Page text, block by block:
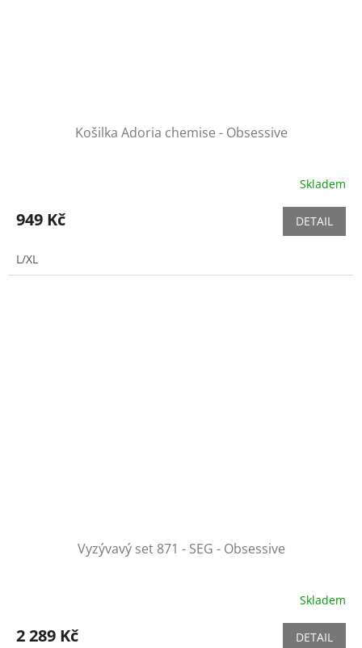
Košilka Adoria chemise - Obsessive
Skladem
949 Kč DETAIL
L/XL
Vyzývavý set 871 - SEG - Obsessive
Skladem
2 289 Kč DETAIL